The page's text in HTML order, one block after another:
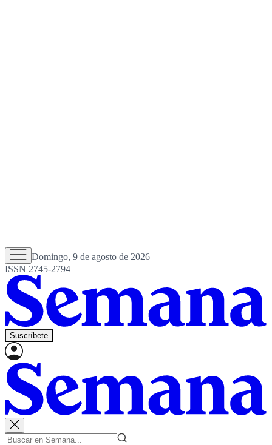
Domingo, 9 de agosto de 2026
ISSN 2745-2794
Suscríbete